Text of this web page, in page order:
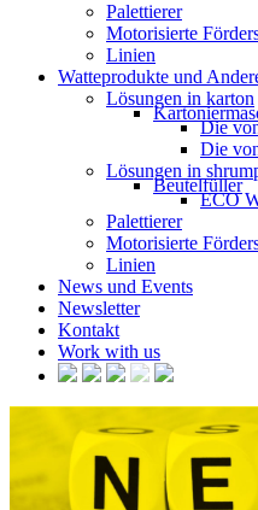
Palettierer
Motorisierte
Linien
Watteprodukte und
Lösungen in karton
Die
Die
Lösungen in
Beutelfüller
ECO
Palettierer
Motorisierte
Linien
News und Events
Newsletter
Kontakt
Work with us